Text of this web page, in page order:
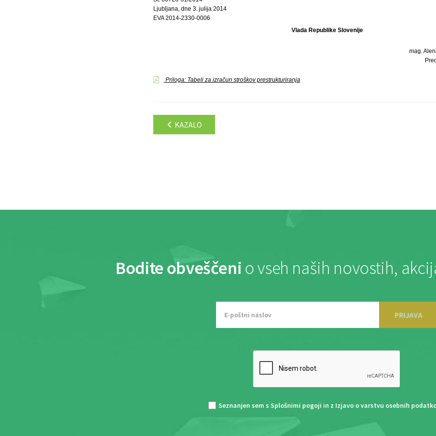
Ljubljana, dne 3. julija 2014
EVA 2014-2330-0006
Vlada Republike Slovenije
mag.
Priloga: Tabeli za izračun stroškov prestrukturiranja
KAZALO
Bodite obveščeni o vseh naših novostih,
PRIJAVA
Seznanjen sem s Splošnimi pogoji in z Izjavo o varstvu osebnih